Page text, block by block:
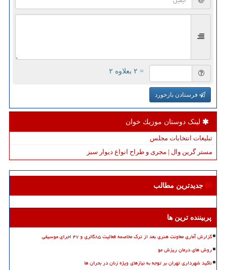
= ۲ بعلاوه ۲
فرستادن بازخورد
لینک دوستان موزیك خوان
تبلیغات انتخابات مجلس
مستر گرین وال | مجری و طراح انواع دیوار سبز
جدیدترین مطالب
پربیننده ترین ها
گزارش آماری معاونت هنری بعد از ترک مخاصمه فعالیت ۸۵گالری و ۴۷ اجرای موسیقی
روش های درمان ریزش مو
تاکید شهرداری تهران بر توجه به نیازهای ویژه زنان در بحران ها